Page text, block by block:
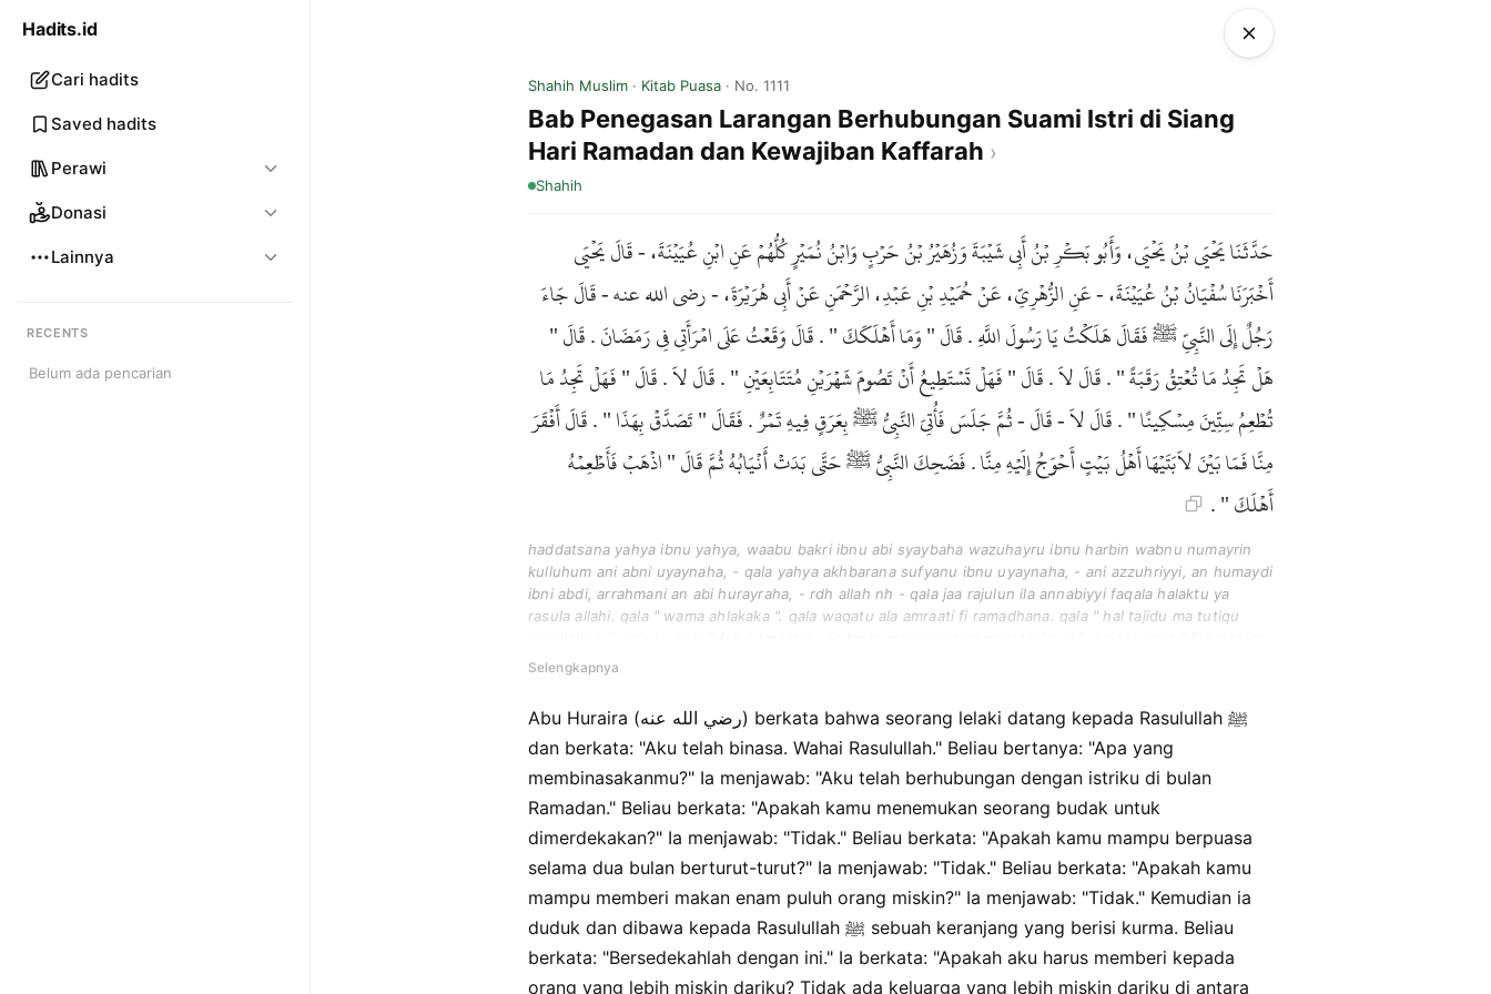
Hadits.id
Cari hadits
Saved hadits
Perawi
Donasi
Lainnya
RECENTS
Belum ada pencarian
Shahih Muslim · Kitab Puasa · No. 1111
Bab Penegasan Larangan Berhubungan Suami Istri di Siang
Hari Ramadan dan Kewajiban Kaffarah
Shahih
حَدَّثَنَا يَحْيَى بْنُ يَحْيَى، وَأَبُو بَكْرِ بْنُ أَبِي شَيْبَةَ وَزُهَيْرُ بْنُ حَرْبٍ وَابْنُ نُمَيْرٍ كُلُّهُمْ عَنِ ابْنِ عُيَيْنَةَ، - قَالَ يَحْيَى
أَخْبَرَنَا سُفْيَانُ بْنُ عُيَيْنَةَ، - عَنِ الزُّهْرِيِّ، عَنْ حُمَيْدِ بْنِ عَبْدِ، الرَّحْمَنِ عَنْ أَبِي هُرَيْرَةَ، - رضى الله عنه - قَالَ جَاءَ
رَجُلٌ إِلَى النَّبِيِّ ﷺ فَقَالَ هَلَكْتُ يَا رَسُولَ اللَّهِ . قَالَ " وَمَا أَهْلَكَكَ " . قَالَ وَقَعْتُ عَلَى امْرَأَتِي فِي رَمَضَانَ . قَالَ "
هَلْ تَجِدُ مَا تُعْتِقُ رَقَبَةً " . قَالَ لاَ . قَالَ " فَهَلْ تَسْتَطِيعُ أَنْ تَصُومَ شَهْرَيْنِ مُتَتَابِعَيْنِ " . قَالَ لاَ . قَالَ " فَهَلْ تَجِدُ مَا
تُطْعِمُ سِتِّينَ مِسْكِينًا " . قَالَ لاَ - قَالَ - ثُمَّ جَلَسَ فَأُتِيَ النَّبِيُّ ﷺ بِعَرَقٍ فِيهِ تَمْرٌ . فَقَالَ " تَصَدَّقْ بِهَذَا " . قَالَ أَفْقَرَ
مِنَّا فَمَا بَيْنَ لاَبَتَيْهَا أَهْلُ بَيْتٍ أَحْوَجُ إِلَيْهِ مِنَّا . فَضَحِكَ النَّبِيُّ ﷺ حَتَّى بَدَتْ أَنْيَابُهُ ثُمَّ قَالَ " اذْهَبْ فَأَطْعِمْهُ
أَهْلَكَ " .
haddatsana yahya ibnu yahya, waabu bakri ibnu abi syaybaha wazuhayru ibnu harbin wabnu numayrin
kulluhum ani abni uyaynaha, - qala yahya akhbarana sufyanu ibnu uyaynaha, - ani azzuhriyyi, an humaydi
ibni abdi, arrahmani an abi hurayraha, - rdh allah nh - qala jaa rajulun ila annabiyyi faqala halaktu ya
rasula allahi. qala " wama ahlakaka ". qala waqatu ala amraati fi ramadhana. qala " hal tajidu ma tutiqu
ma tuthimu sittina miskinan ". qala la - qala - tsumma jalasa fautiya annabiyyu biaraqin fihi tamrun. faqala
Selengkapnya
Abu Huraira (رضي الله عنه) berkata bahwa seorang lelaki datang kepada Rasulullah ﷺ
dan berkata: "Aku telah binasa. Wahai Rasulullah." Beliau bertanya: "Apa yang
membinasakanmu?" Ia menjawab: "Aku telah berhubungan dengan istriku di bulan
Ramadan." Beliau berkata: "Apakah kamu menemukan seorang budak untuk
dimerdekakan?" Ia menjawab: "Tidak." Beliau berkata: "Apakah kamu mampu berpuasa
selama dua bulan berturut-turut?" Ia menjawab: "Tidak." Beliau berkata: "Apakah kamu
mampu memberi makan enam puluh orang miskin?" Ia menjawab: "Tidak." Kemudian ia
duduk dan dibawa kepada Rasulullah ﷺ sebuah keranjang yang berisi kurma. Beliau
berkata: "Bersedekahlah dengan ini." Ia berkata: "Apakah aku harus memberi kepada
orang yang lebih miskin dariku? Tidak ada keluarga yang lebih miskin dariku di antara